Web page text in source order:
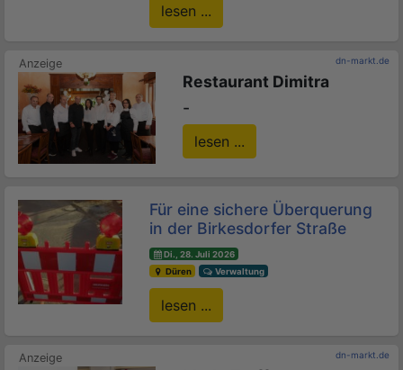
lesen ...
dn-markt.de
Restaurant Dimitra
-
lesen ...
Für eine sichere Überquerung
in der Birkesdorfer Straße
Di., 28. Juli 2026
Düren
Verwaltung
lesen ...
dn-markt.de